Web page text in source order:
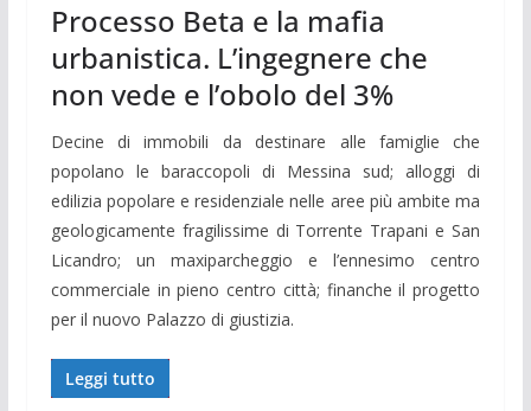
Processo Beta e la mafia
urbanistica. L’ingegnere che
non vede e l’obolo del 3%
Decine di immobili da destinare alle famiglie che
popolano le baraccopoli di Messina sud; alloggi di
edilizia popolare e residenziale nelle aree più ambite ma
geologicamente fragilissime di Torrente Trapani e San
Licandro; un maxiparcheggio e l’ennesimo centro
commerciale in pieno centro città; finanche il progetto
per il nuovo Palazzo di giustizia.
Leggi tutto